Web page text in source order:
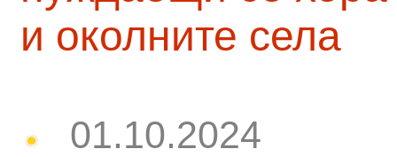
и околните села
01.10.2024